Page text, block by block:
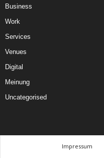
Business
Work
Services
Venues
Digital
Meinung
Uncategorised
Impressum